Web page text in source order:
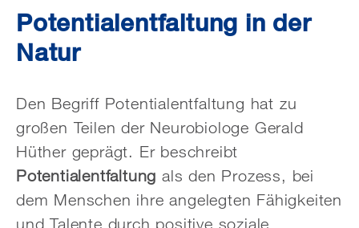
Potentialentfaltung in der
Natur
Den Begriff Potentialentfaltung hat zu
großen Teilen der Neurobiologe Gerald
Hüther geprägt. Er beschreibt
Potentialentfaltung als den Prozess, bei
dem Menschen ihre angelegten Fähigkeiten
und Talente durch positive soziale